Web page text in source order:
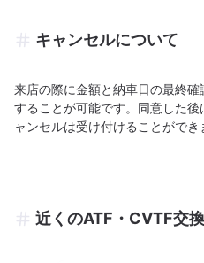
キャンセルについて
来店の際に金額と納車日の最終
することが可能です。同意した
ャンセルは受け付けることができ
近くのATF・CVTF交